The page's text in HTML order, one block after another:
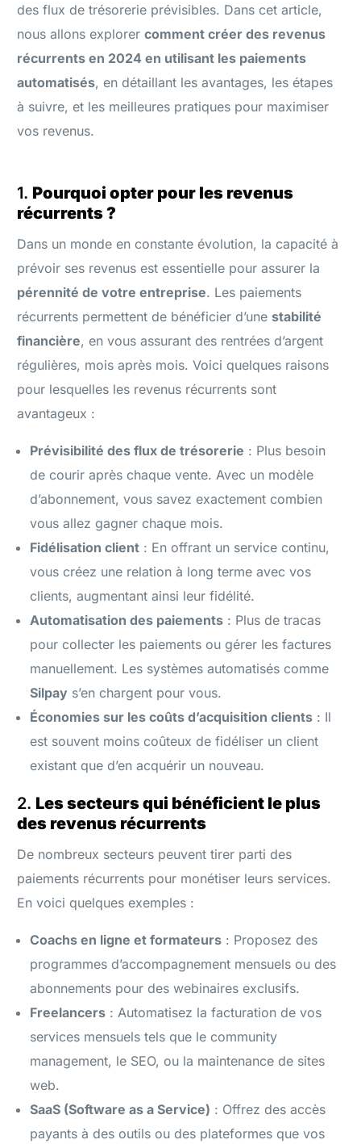
des flux de trésorerie prévisibles. Dans cet article,
nous allons explorercomment créer des revenus
récurrents en 2024 en utilisant les paiements
automatisés, en détaillant les avantages, les étapes
à suivre, et les meilleures pratiques pour maximiser
vos revenus.
1. Pourquoi opter pour les revenus
récurrents ?
Dans un monde en constante évolution, la capacité à
prévoir ses revenus est essentielle pour assurer la
pérennité de votre entreprise. Les paiements
récurrents permettent de bénéficier d’une stabilité
financière, en vous assurant des rentrées d’argent
régulières, mois après mois. Voici quelques raisons
pour lesquelles les revenus récurrents sont
avantageux :
Prévisibilité des flux de trésorerie : Plus besoin
de courir après chaque vente. Avec un modèle
d’abonnement, vous savez exactement combien
vous allez gagner chaque mois.
Fidélisation client : En offrant un service continu,
vous créez une relation à long terme avec vos
clients, augmentant ainsi leur fidélité.
Automatisation des paiements : Plus de tracas
pour collecter les paiements ou gérer les factures
manuellement. Les systèmes automatisés comme
Silpay s’en chargent pour vous.
Économies sur les coûts d’acquisition clients : Il
est souvent moins coûteux de fidéliser un client
existant que d’en acquérir un nouveau.
2. Les secteurs qui bénéficient le plus
des revenus récurrents
De nombreux secteurs peuvent tirer parti des
paiements récurrents pour monétiser leurs services.
En voici quelques exemples :
Coachs en ligne et formateurs : Proposez des
programmes d’accompagnement mensuels ou des
abonnements pour des webinaires exclusifs.
Freelancers : Automatisez la facturation de vos
services mensuels tels que le community
management, le SEO, ou la maintenance de sites
web.
SaaS (Software as a Service) : Offrez des accès
payants à des outils ou des plateformes que vos